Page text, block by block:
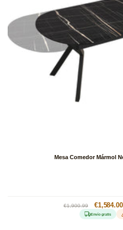
Mesa Comedor Mármol
Precio
habitual
€1,900.99
Precio
de
oferta
€1,584.00
Envío gratis